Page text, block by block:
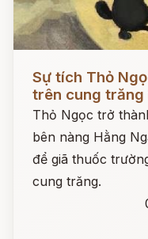
Sự tích Thỏ
trên cung
Thỏ Ngọc trở
bên nàng Hằng
để giã thuốc
cung trăng.